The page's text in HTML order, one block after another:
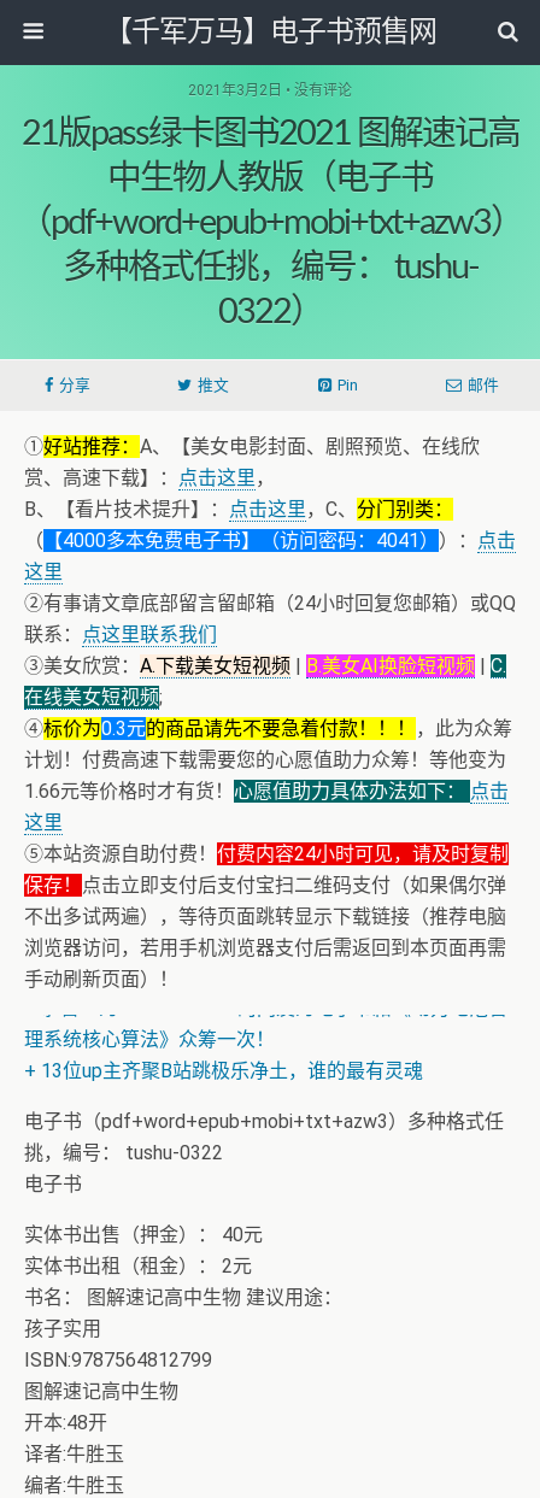
【千军万马】电子书预售网
2021年3月2日 • 没有评论
21版pass绿卡图书2021 图解速记高
中生物人教版（电子书
（pdf+word+epub+mobi+txt+azw3）
多种格式任挑，编号： tushu-
0322）
分享 推文 Pin 邮件
①好站推荐： A、【美女电影封面、剧照预览、在线欣
赏、高速下载】：
点击这里，
B、【看片技术提升】：
点击这里，C、 分门别类：
（ 【4000多本免费电子书】（访问密码：4041） ）：
点击
这里
②有事请文章底部留言留邮箱（24小时回复您邮箱）或QQ
联系：
点这里联系我们
③美女欣赏： A.下载美女短视频 | B.美女AI换脸短视频 | C.
在线美女短视频;
④标价为0.3元的商品请先不要急着付款！！！
，此为众筹
计划！付费高速下载需要您的心愿值助力众筹！等他变为
1.66元等价格时才有货！ 心愿值助力具体办法如下：
点击
这里
⑤本站资源自助付费！ 付费内容24小时可见，请及时复制
保存！
点击立即支付后支付宝扫二维码支付（如果偶尔弹
不出多试两遍），等待页面跳转显示下载链接（推荐电脑
浏览器访问，若用手机浏览器支付后需返回到本页面再需
手动刷新页面）！
理系统核心算法》众筹一次！
+ 13位up主齐聚B站跳极乐净土，谁的最有灵魂
电子书（pdf+word+epub+mobi+txt+azw3）多种格式任
挑，编号： tushu-0322
电子书
实体书出售（押金）： 40元
实体书出租（租金）： 2元
书名： 图解速记高中生物 建议用途：
孩子实用
ISBN:9787564812799
图解速记高中生物
开本:48开
译者:牛胜玉
编者:牛胜玉